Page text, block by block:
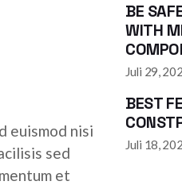
euismod nisi
sed
et
BE
WITH
Juli 29,
BEST
Juli 18,